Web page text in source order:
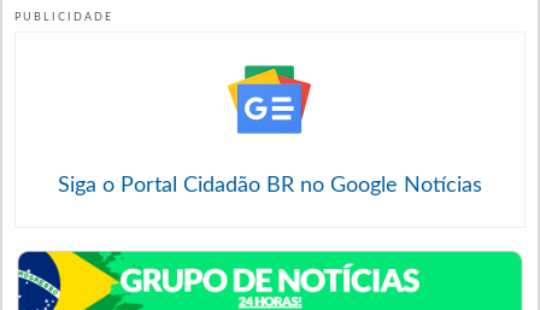
PUBLICIDADE
Siga o Portal Cidadão BR no Google Notícias